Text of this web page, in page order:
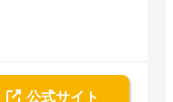
公式サイト